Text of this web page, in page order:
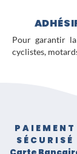
Pour garantir
cyclistes,
PAIEMENT
SÉCURISÉ